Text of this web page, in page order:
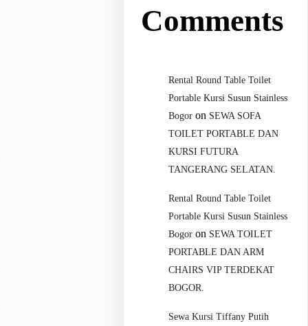
Comments
Rental Round Table Toilet
Portable Kursi Susun Stainless
Bogor on SEWA SOFA
TOILET PORTABLE DAN
KURSI FUTURA
TANGERANG SELATAN.
Rental Round Table Toilet
Portable Kursi Susun Stainless
Bogor on SEWA TOILET
PORTABLE DAN ARM
CHAIRS VIP TERDEKAT
BOGOR.
Sewa Kursi Tiffany Putih